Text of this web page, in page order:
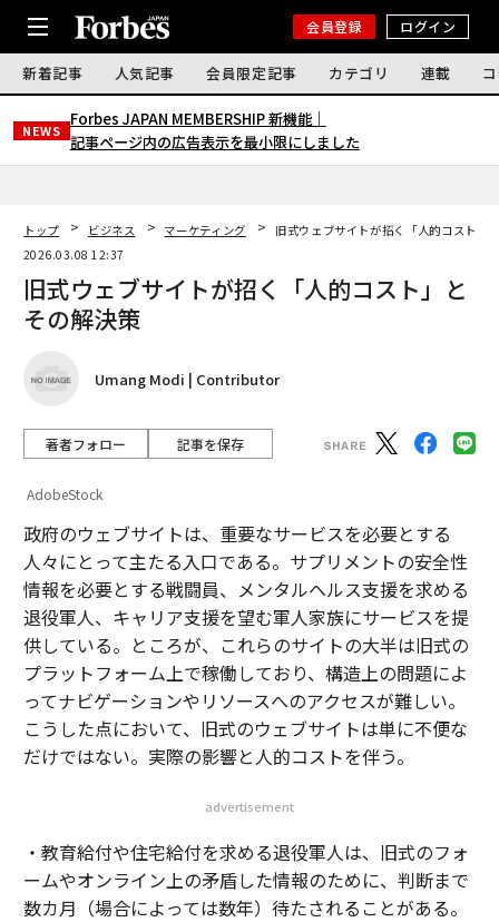
会員登録 ログイン
新着記事 人気記事 会員限定記事 カテゴリ 連載
NEWS
Forbes JAPAN MEMBERSHIP 新機能｜
記事ページ内の広告表示を最小限にしました
トップ ビジネス マーケティング
旧式ウェブサイトが招く「人的コスト」
2026.03.08 12:37
旧式ウェブサイトが招く「人的コスト」と
その解決策
Umang Modi | Contributor
著者フォロー 記事を保存
AdobeStock
政府のウェブサイトは、重要なサービスを必要とする
人々にとって主たる入口である。サプリメントの安全性
情報を必要とする戦闘員、メンタルヘルス支援を求める
退役軍人、キャリア支援を望む軍人家族にサービスを提
供している。ところが、これらのサイトの大半は旧式の
プラットフォーム上で稼働しており、構造上の問題によ
ってナビゲーションやリソースへのアクセスが難しい。
こうした点において、旧式のウェブサイトは単に不便な
だけではない。実際の影響と人的コストを伴う。
advertisement
・教育給付や住宅給付を求める退役軍人は、旧式のフォ
ームやオンライン上の矛盾した情報のために、判断まで
数カ月（場合によっては数年）待たされることがある。